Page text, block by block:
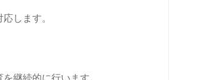
します。